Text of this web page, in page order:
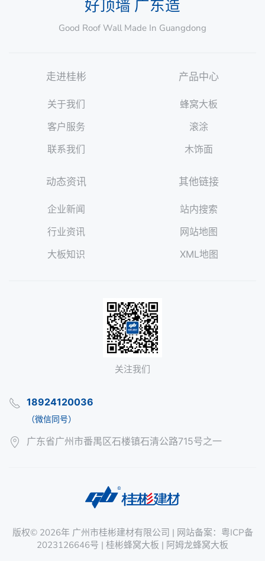
好顶墙 广东造
Good Roof Wall Made In Guangdong
走进桂彬
关于我们
客户服务
联系我们
产品中心
蜂窝大板
滚涂
木饰面
动态资讯
企业新闻
行业资讯
大板知识
其他链接
站内搜索
网站地图
XML地图
关注我们
18924120036
（微信同号）
广东省广州市番禺区石楼镇石清公路715号之一
版权© 2026年 广州市桂彬建材有限公司 | 网站备案： 粤ICP备
2023126646号 | 桂彬蜂窝大板 | 阿姆龙蜂窝大板